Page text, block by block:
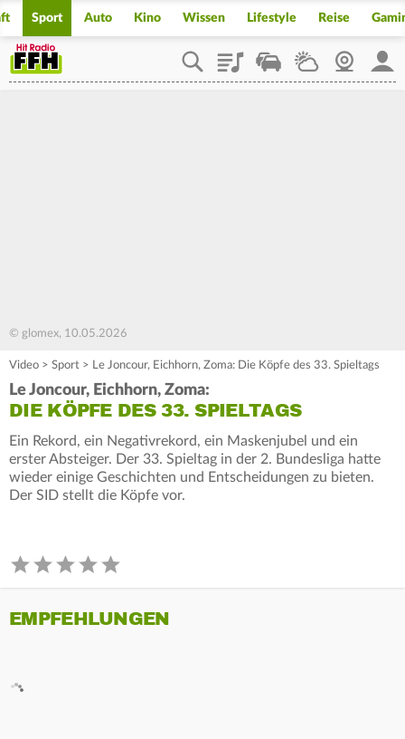
Sport Auto Kino Wissen Lifestyle Reise
PlaylistStaupilotWetterWebcam
© glomex, 10.05.2026
Video > Sport > Le Joncour, Eichhorn, Zoma: Die Köpfe des 33. Spieltags
Le Joncour, Eichhorn, Zoma:
DIE KÖPFE DES 33. SPIELTAGS
Ein Rekord, ein Negativrekord, ein Maskenjubel und ein
erster Absteiger. Der 33. Spieltag in der 2. Bundesliga hatte
wieder einige Geschichten und Entscheidungen zu bieten.
Der SID stellt die Köpfe vor.
EMPFEHLUNGEN